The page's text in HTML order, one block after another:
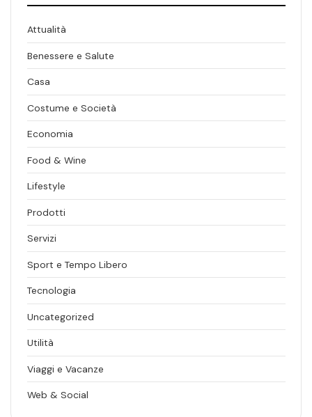
Attualità
Benessere e Salute
Casa
Costume e Società
Economia
Food & Wine
Lifestyle
Prodotti
Servizi
Sport e Tempo Libero
Tecnologia
Uncategorized
Utilità
Viaggi e Vacanze
Web & Social